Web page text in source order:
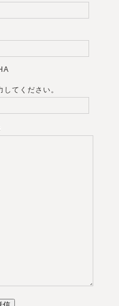
てください。